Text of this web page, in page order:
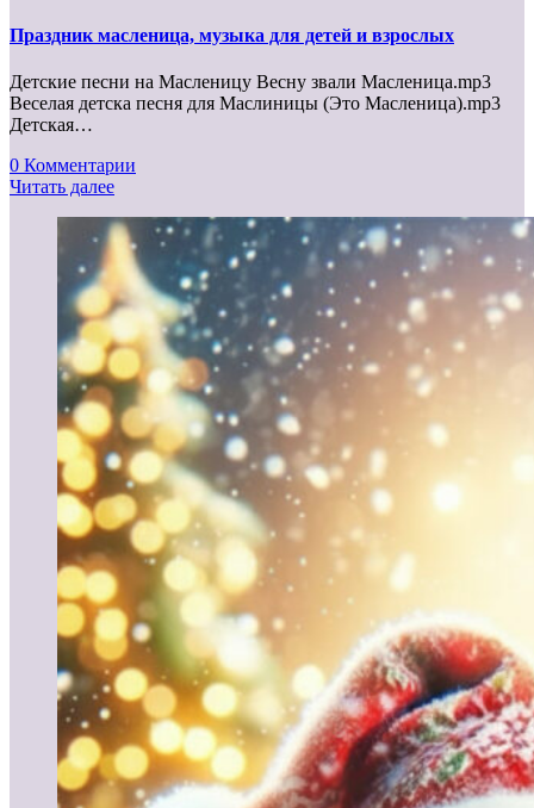
Праздник масленица, музыка для детей и взрослых
Детские песни на Масленицу Весну звали Масленица.mp3
Веселая детска песня для Маслиницы (Это Масленица).mp3
Детская…
0 Комментарии
Читать далее